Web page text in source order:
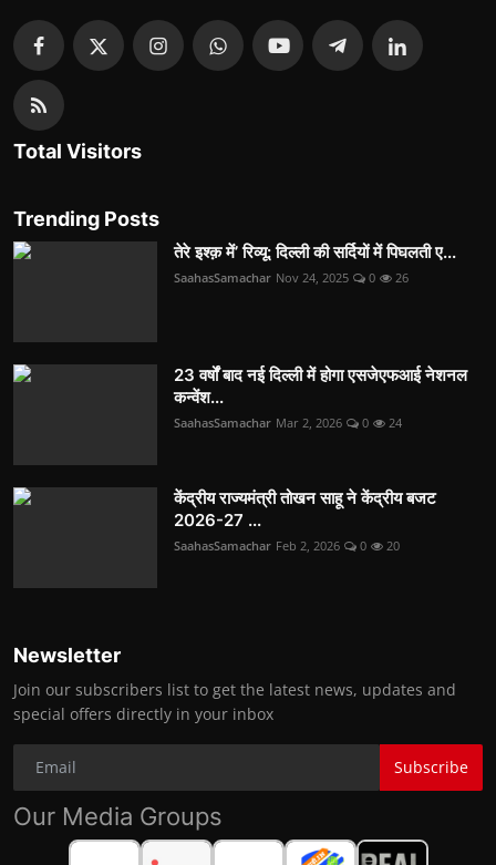
Total Visitors
Trending Posts
तेरे इश्क़ में’ रिव्यू: दिल्ली की सर्दियों में पिघलती ए...
SaahasSamachar Nov 24, 2025 0 26
23 वर्षों बाद नई दिल्ली में होगा एसजेएफआई नेशनल
कन्वेंश...
SaahasSamachar Mar 2, 2026 0 24
केंद्रीय राज्यमंत्री तोखन साहू ने केंद्रीय बजट
2026-27 ...
SaahasSamachar Feb 2, 2026 0 20
Newsletter
Join our subscribers list to get the latest news, updates and
special offers directly in your inbox
Subscribe
Our Media Groups